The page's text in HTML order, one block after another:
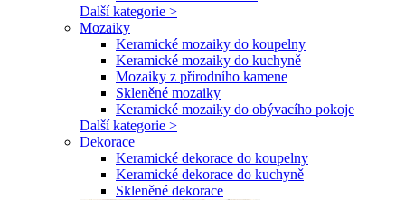
Další kategorie >
Mozaiky
Keramické mozaiky do koupelny
Keramické mozaiky do kuchyně
Mozaiky z přírodního kamene
Skleněné mozaiky
Keramické mozaiky do obývacího pokoje
Další kategorie >
Dekorace
Keramické dekorace do koupelny
Keramické dekorace do kuchyně
Skleněné dekorace